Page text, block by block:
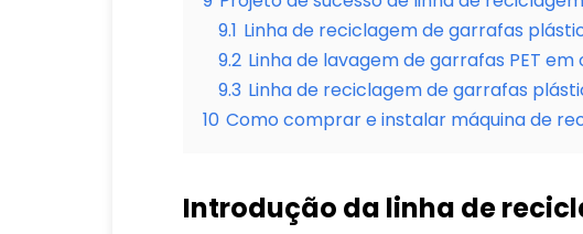
9.1 Linha de reciclagem de garrafas
9.2 Linha de lavagem de garrafas PET
9.3 Linha de reciclagem de garrafas
10 Como comprar e instalar máquina de
Introdução da linha de